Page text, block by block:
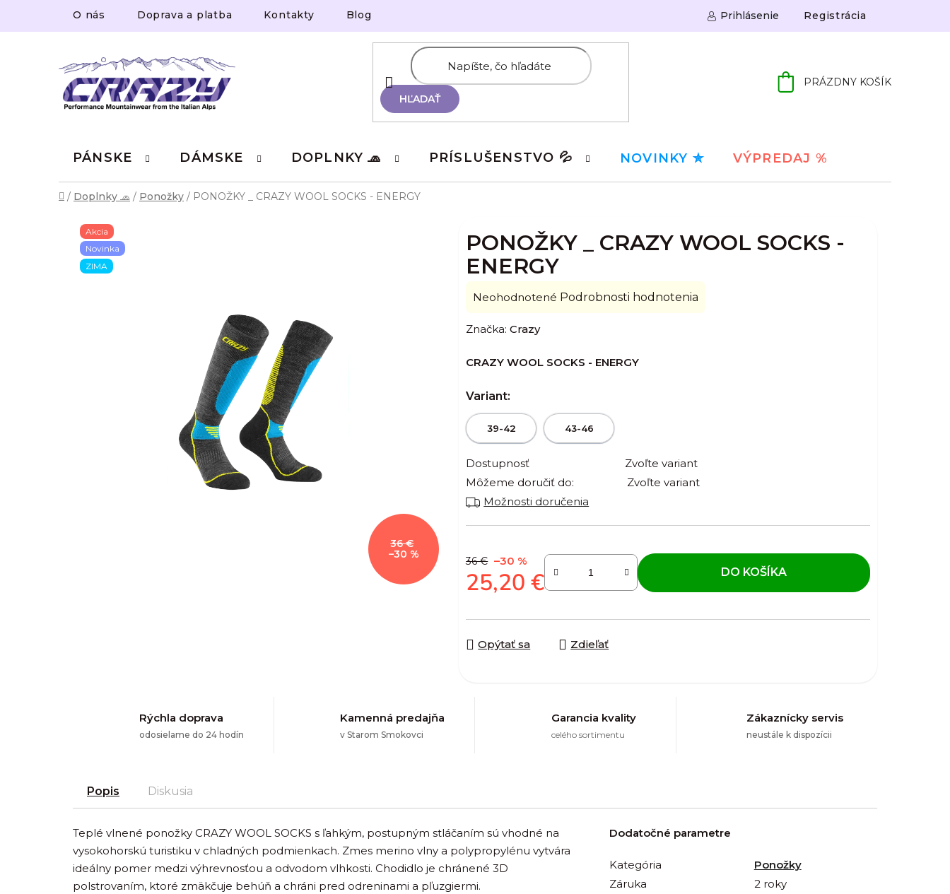
obsah
O nás Doprava a platba Kontakty Blog Prihlásenie Registrácia
HĽADAŤ
PRÁZDNY KOŠÍK
PÁNSKE DÁMSKE DOPLNKY 🧢 PRÍSLUŠENSTVO 💦 NOVINKY ✮ VÝPREDAJ %
Domov
/ Doplnky 🧢 / Ponožky / PONOŽKY _ CRAZY WOOL SOCKS - ENERGY
PONOŽKY _ CRAZY WOOL SOCKS -
ENERGY
Priemerné
produktu
0,0
5
hviezdičiek.
Neohodnotené Podrobnosti hodnotenia
Značka:Crazy
CRAZY WOOL SOCKS - ENERGY
Variant:
39-42 43-46
Dostupnosť
Zvoľte variant
Môžeme doručiť do:
Zvoľte variant
Možnosti doručenia
36 € –30 %
25,20 € DO KOŠÍKA
Opýtať sa Zdieľať
Akcia
Novinka
ZIMA
36 €
–30 %
Rýchla doprava
odosielame do 24 hodín
Kamenná predajňa
v Starom Smokovci
Garancia kvality
celého sortimentu
Zákaznícky servis
neustále k dispozícii
Popis Diskusia
Teplé vlnené ponožky CRAZY WOOL SOCKS s ľahkým, postupným stláčaním sú vhodné na
vysokohorskú turistiku v chladných podmienkach. Zmes merino vlny a polypropylénu vytvára
ideálny pomer medzi výhrevnosťou a odvodom vlhkosti. Chodidlo je chránené 3D
polstrovaním, ktoré zmäkčuje behúň a chráni pred odreninami a pľuzgiermi.
Dodatočné parametre
Kategória
Ponožky
Záruka
2 roky